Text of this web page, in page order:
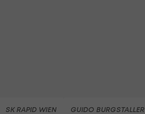
SK RAPID WIEN GUIDO BURGSTALLER